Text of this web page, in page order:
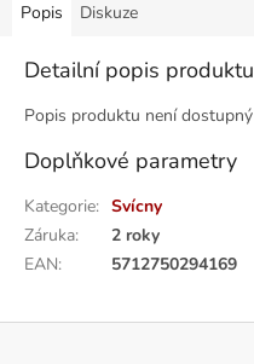
Popis Diskuze
Detailní popis produktu
Popis produktu není dostupný
Doplňkové parametry
Kategorie: Svícny
Záruka:
2 roky
EAN: 5712750294169
Z